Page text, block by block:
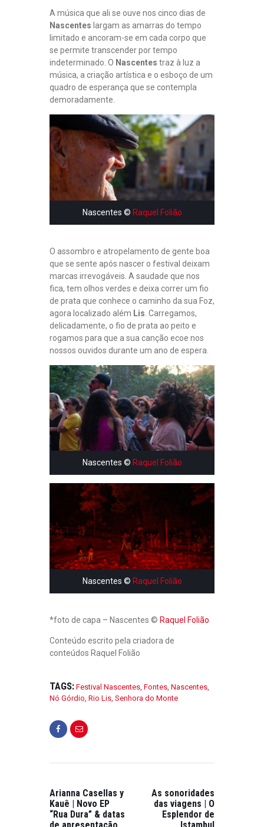
A música que ali se ouve nos cinco dias de
Nascentes largam as amarras do tempo
limitado e ancoram-se em cada corpo que
se permite transcender por tempo
indeterminado. O Nascentes traz à luz a
música, a criação artística e o esboço de um
quadro de esperança que se contempla
demoradamente.
Nascentes © Raquel Folião
O assombro e atropelamento de gente boa
que se sente após nascer o festival deixam
marcas irrevogáveis. A saudade que nos
fica, tem olhos verdes e deixa correr um fio
de prata que conhece o caminho da sua Foz,
agora localizado além Lis . Carregamos,
delicadamente, o fio de prata ao peito e
rogamos para que a sua canção ecoe nos
nossos ouvidos durante um ano de espera.
Nascentes © Raquel Folião
Nascentes © Raquel Folião
*foto de capa – Nascentes © Raquel Folião
Conteúdo escrito pela criadora de
conteúdos Raquel Folião
TAGS: Festival Nascentes, Fontes, Nascentes,
Nó Górdio, Rio Lis, Senhora do Monte
Arianna Casellas y
Kauê | Novo EP
“Rua Dura” & datas
As sonoridades
das viagens | O
Esplendor de
M
O
S
U
N
S
E
T
E
R
N
S
N
S
T
I
T
O
S
”
B
I
R
D
S
R
E
I
N
D
I
E
E
M
N
T
I
S
T
A
|
O
D
S
C
T
O
O
O
8
MÚSICA,
PUBLICAÇÕES